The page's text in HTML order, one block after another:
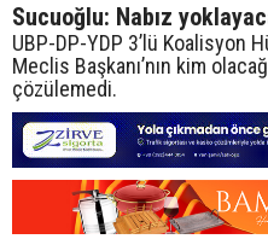
Sucuoğlu: Nabız
UBP-DP-YDP 3’lü Koalisyon
Meclis Başkanı’nın kim
çözülemedi.